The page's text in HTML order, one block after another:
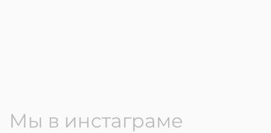
Мы в инстаграме